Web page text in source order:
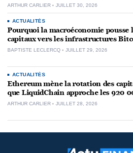
ARTHUR CARLIER JUILLET 30, 2026
ACTUALITÉS
Pourquoi la macroéconomie pousse
capitaux vers les infrastructures
BAPTISTE LECLERCQ JUILLET 29, 2026
ACTUALITÉS
Ethereum mène la rotation des
que LiquidChain approche les 920
ARTHUR CARLIER JUILLET 28, 2026